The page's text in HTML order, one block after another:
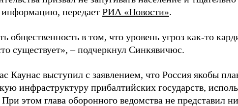
передает РИА «Новости».
общественность в том, что уровень угроз как-то
существует», – подчеркнул Синкявичюс.
Каунас выступил с заявлением, что Россия якобы
инфраструктуру прибалтийских государств,
этом глава оборонного ведомства не представил